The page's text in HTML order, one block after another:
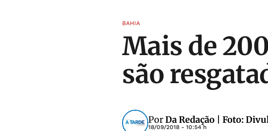
BAHIA
Mais de
são
PorDa Redação | Foto:
18/09/2018 - 10:54 h